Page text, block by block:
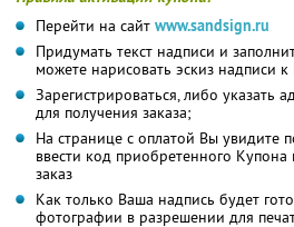
Перейти на сайт www.sandsign.ru
Придумать текст надписи и
можете нарисовать эскиз надписи к
Зарегистрироваться, либо указать
для получения заказа;
На странице с оплатой Вы увидите
ввести код приобретенного
заказ
Как только Ваша надпись будет
фотографии в разрешении для